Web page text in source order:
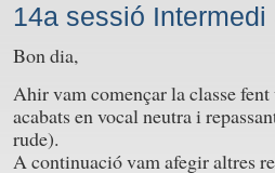
14a sessió Intermedi
Bon dia,
Ahir vam començar la classe
acabats en vocal neutra i
rude).
A continuació vam afegir altres